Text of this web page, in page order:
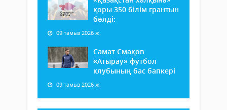
қоры 350 білім грантын
бөлді:
09 тамыз 2026 ж.
Самат Смақов
«Атырау» футбол
клубының бас бапкері
09 тамыз 2026 ж.